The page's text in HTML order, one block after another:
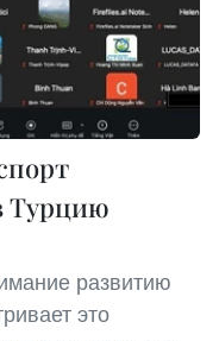
Турцию
развитию
это